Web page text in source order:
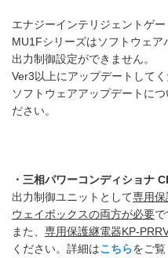
エナジーインテリジェントゲ
MU1Fシリーズはソフトウェ
出力制御設定ができません。
Ver3以上にアップデートしてく
ソフトウェアアップデートにつ
ださい。
・三相パワーコンディショナ
出力制御ユニットとして専用保
ウェイボックスの両方が必要で
また、 専用保護継電器KP-
ください。詳細はこちらをご覧